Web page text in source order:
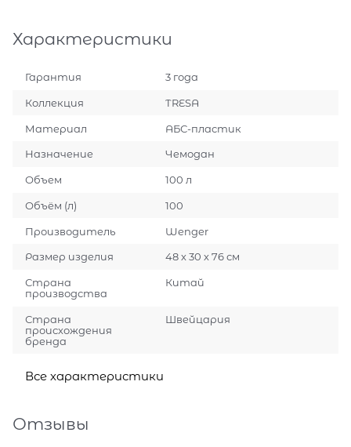
Характеристики
Гарантия 3 года
Коллекция TRESA
Материал АБС-пластик
Назначение Чемодан
Объем 100 л
Объём (л) 100
Производитель Wenger
Размер изделия 48 х 30 х 76 см
Страна
производства
Китай
Страна
происхождения
бренда
Швейцария
Все характеристики
Отзывы